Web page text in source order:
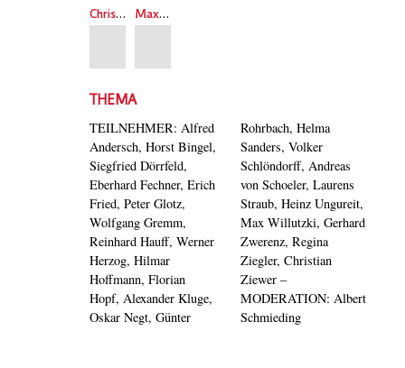
Christian Ziewer Max Willutzki
THEMA
TEILNEHMER: Alfred
Andersch, Horst Bingel,
Siegfried Dörrfeld,
Eberhard Fechner, Erich
Fried, Peter Glotz,
Wolfgang Gremm,
Reinhard Hauff, Werner
Herzog, Hilmar
Hoffmann, Florian
Hopf, Alexander Kluge,
Oskar Negt, Günter
Rohrbach, Helma
Sanders, Volker
Schlöndorff, Andreas
von Schoeler, Laurens
Straub, Heinz Ungureit,
Max Willutzki, Gerhard
Zwerenz, Regina
Ziegler, Christian
Ziewer –
MODERATION: Albert
Schmieding